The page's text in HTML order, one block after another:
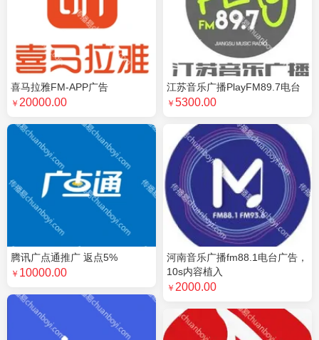
喜马拉雅FM-APP广告
￥ 20000.00
腾讯广点通推广 返点5%
￥ 10000.00
江苏音乐广播PlayFM89.7电台
￥ 5300.00
河南音乐广播fm88.1电台广告，
10s内容植入
￥ 2000.00